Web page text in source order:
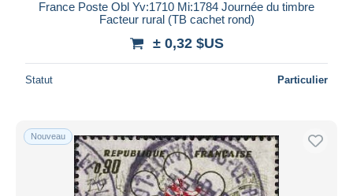
France Poste Obl Yv:1710 Mi:1784 Journée du timbre
Facteur rural (TB cachet rond)
± 0,32 $US
Statut Particulier
Nouveau